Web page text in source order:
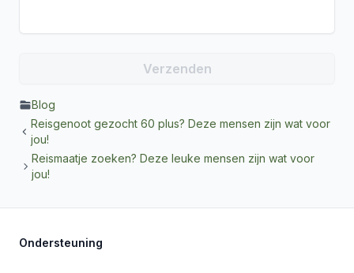
Blog
Reisgenoot gezocht 60 plus? Deze mensen zijn wat voor
jou!
Reismaatje zoeken? Deze leuke mensen zijn wat voor
jou!
Ondersteuning